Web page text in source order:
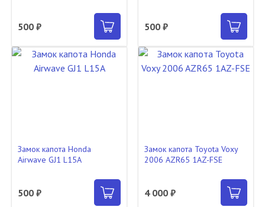
500 ₽ 500 ₽
Замок капота Honda
Airwave GJ1 L15A
500 ₽
Замок капота Toyota Voxy
2006 AZR65 1AZ-FSE
4 000 ₽